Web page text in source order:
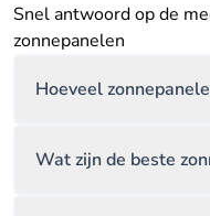
Snel antwoord op de
zonnepanelen
Hoeveel
Wat zijn de beste